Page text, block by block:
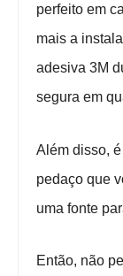
perfeito em
mais a
adesiva 3M
segura em
Além disso,
pedaço que
uma fonte
Então, não